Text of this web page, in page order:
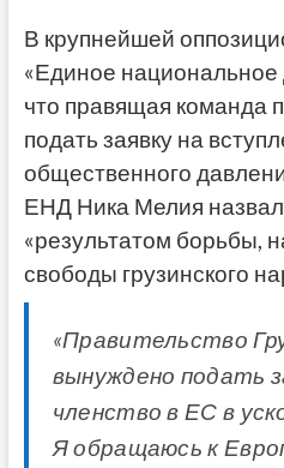
В крупнейшей
«Единое национальное
что правящая команда
подать заявку на
общественного
ЕНД Ника Мелия назвал
«результатом борьбы,
свободы грузинского
«Правительство
вынуждено подать
членство в ЕС в
Я обращаюсь к